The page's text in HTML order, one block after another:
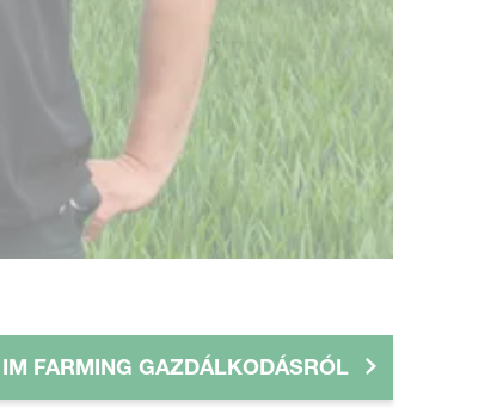
FARMING GAZDÁLKODÁSRÓL